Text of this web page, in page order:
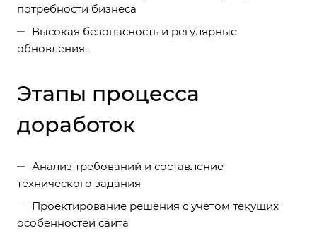
потребности бизнеса
Высокая безопасность и регулярные
обновления.
Этапы процесса
доработок
Анализ требований и составление
технического задания
Проектирование решения с учетом текущих
особенностей сайта